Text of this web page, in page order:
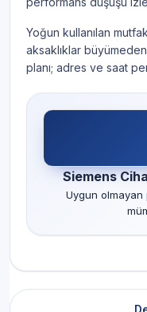
Yoğun kullanılan
aksaklıklar
planı; adres ve saat
Siemens
Uygun